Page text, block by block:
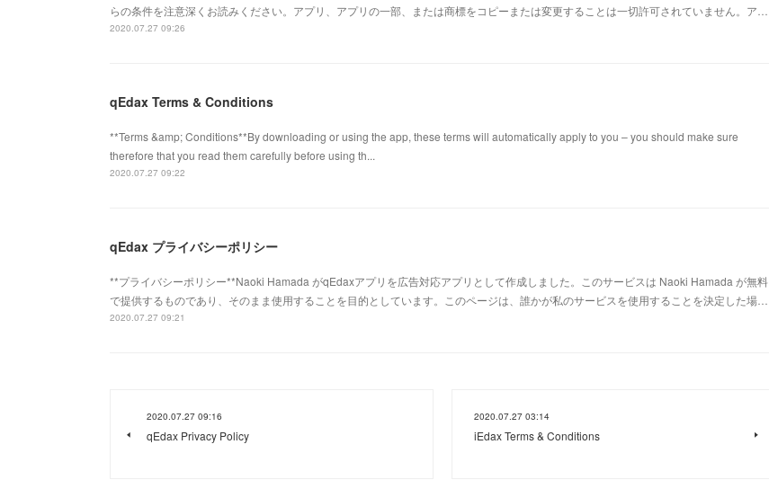
らの条件を注意深くお読みください。アプリ、アプリの一部、または商標をコピーまたは変更することは一切許可されていません。ア…
2020.07.27 09:26
qEdax Terms & Conditions
**Terms &amp; Conditions**By downloading or using the app, these terms will automatically apply to you – you should make sure
therefore that you read them carefully before using th...
2020.07.27 09:22
qEdax プライバシーポリシー
**プライバシーポリシー**Naoki Hamada がqEdaxアプリを広告対応アプリとして作成しました。このサービスは Naoki Hamada が無料
で提供するものであり、そのまま使用することを目的としています。このページは、誰かが私のサービスを使用することを決定した場…
2020.07.27 09:21
2020.07.27 09:16
qEdax Privacy Policy
2020.07.27 03:14
iEdax Terms & Conditions